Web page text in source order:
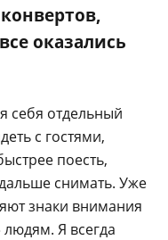
оказались
себя отдельный
с гостями,
поесть,
снимать. Уже
знаки внимания
Я всегда